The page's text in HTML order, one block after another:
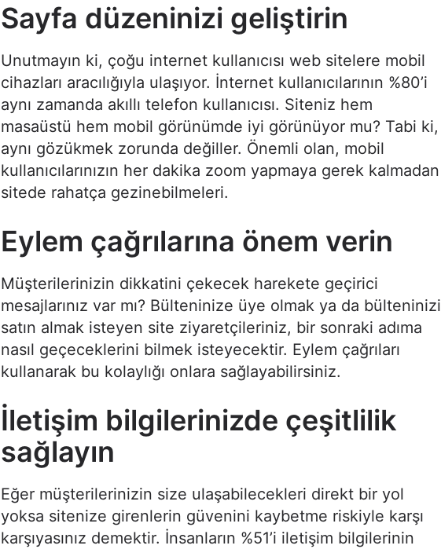
Sayfa düzeninizi geliştirin
Unutmayın ki, çoğu internet kullanıcısı web sitelere mobil
cihazları aracılığıyla ulaşıyor. İnternet kullanıcılarının %80’i
aynı zamanda akıllı telefon kullanıcısı. Siteniz hem
masaüstü hem mobil görünümde iyi görünüyor mu? Tabi ki,
aynı gözükmek zorunda değiller. Önemli olan, mobil
kullanıcılarınızın her dakika zoom yapmaya gerek kalmadan
sitede rahatça gezinebilmeleri.
Eylem çağrılarına önem verin
Müşterilerinizin dikkatini çekecek harekete geçirici
mesajlarınız var mı? Bülteninize üye olmak ya da bülteninizi
satın almak isteyen site ziyaretçileriniz, bir sonraki adıma
nasıl geçeceklerini bilmek isteyecektir. Eylem çağrıları
kullanarak bu kolaylığı onlara sağlayabilirsiniz.
İletişim bilgilerinizde çeşitlilik
sağlayın
Eğer müşterilerinizin size ulaşabilecekleri direkt bir yol
yoksa sitenize girenlerin güvenini kaybetme riskiyle karşı
karşıyasınız demektir. İnsanların %51’i iletişim bilgilerinin